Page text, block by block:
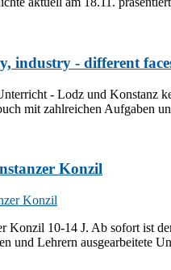
industry - different
- Lodz und Konstanz
mit zahlreichen Aufgaben
Konzil
Konzil 10-14 J. Ab sofort ist
und Lehrern ausgearbeitete